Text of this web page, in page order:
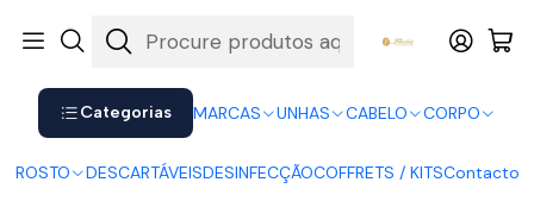
Categorias MARCAS UNHAS CABELO CORPO
ROSTO DESCARTÁVEISDESINFECÇÃOCOFFRETS / KITSContacto
Shop now. Pay later with Klarna.
Andreia Verniz Gel 264